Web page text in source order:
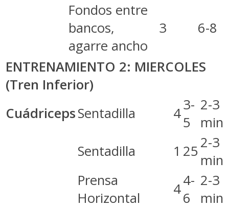
Fondos entre
bancos,
agarre ancho
3 6-8
ENTRENAMIENTO 2: MIERCOLES
(Tren Inferior)
CuádricepsSentadilla 43-
5
2-3
min
Sentadilla
1 25 2-3
min
Prensa
Horizontal
44-
6
2-3
min